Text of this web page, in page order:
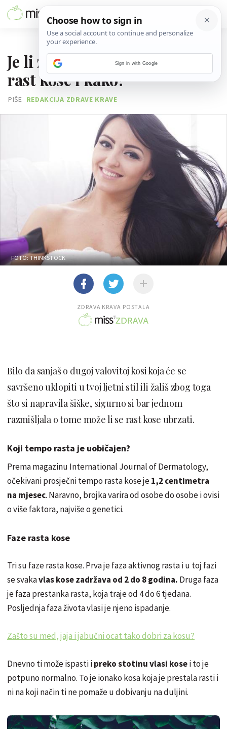
Je li zbilja moguće ubrzati
rast kose i kako?
PIŠE REDAKCIJA ZDRAVE KRAVE
FOTO: THINKSTOCK
ZDRAVA KRAVA POSTALA
Bilo da sanjaš o dugoj valovitoj kosi koja će se
savršeno uklopiti u tvoj ljetni stil ili žališ zbog toga
što si napravila šiške, sigurno si bar jednom
razmišljala o tome može li se rast kose ubrzati.
Koji tempo rasta je uobičajen?
Prema magazinu International Journal of Dermatology,
očekivani prosječni tempo rasta kose je1,2 centimetra
na mjesec. Naravno, brojka varira od osobe do osobe i ovisi
o više faktora, najviše o genetici.
Faze rasta kose
Tri su faze rasta kose. Prva je faza aktivnog rasta i u toj fazi
se svakavlas kose zadržava od 2 do 8 godina. Druga faza
je faza prestanka rasta, koja traje od 4 do 6 tjedana.
Posljednja faza života vlasi je njeno ispadanje.
Zašto su med, jaja i jabučni ocat tako dobri za kosu?
Dnevno ti može ispasti ipreko stotinu vlasi kosei to je
potpuno normalno. To je ionako kosa koja je prestala rasti i
ni na koji način ti ne pomaže u dobivanju na duljini.
Sign in with Google